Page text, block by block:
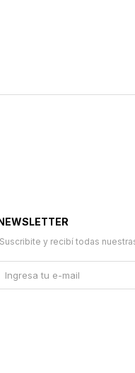
y recibí todas